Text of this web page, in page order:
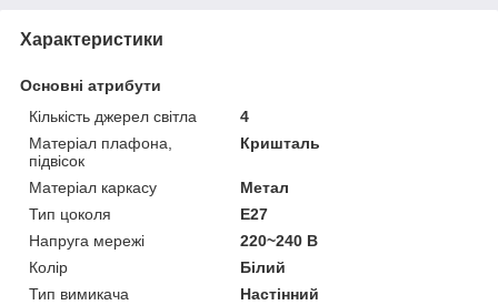
Характеристики
Основні атрибути
Кількість джерел світла
4
Матеріал плафона,
підвісок
Кришталь
Матеріал каркасу
Метал
Тип цоколя
E27
Напруга мережі
220~240 В
Колір
Білий
Тип вимикача
Настінний